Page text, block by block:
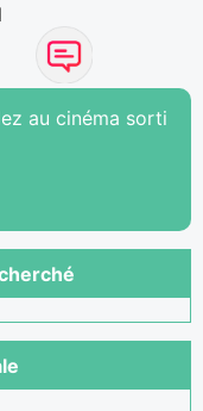
au cinéma sorti